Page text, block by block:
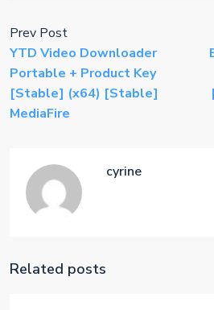
Prev Post
YTD Video Downloader
Portable + Product Key
[Stable] (x64) [Stable]
MediaFire
cyrine
Related posts